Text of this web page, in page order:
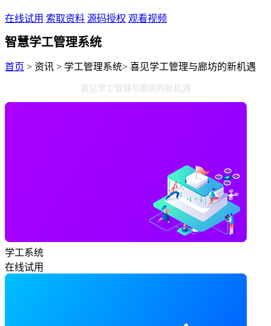
在线试用 索取资料 源码授权 观看视频
智慧学工管理系统
首页 > 资讯 > 学工管理系统> 喜见学工管理与廊坊的新机遇
喜见学工管理与廊坊的新机遇
学工系统
在线试用